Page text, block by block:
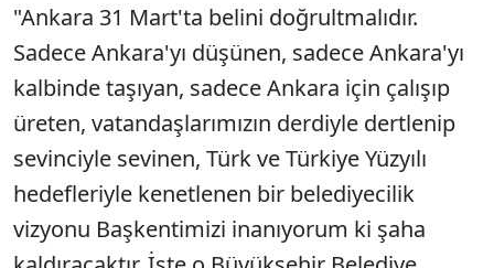
"Ankara 31 Mart'ta belini doğrultmalıdır.
Sadece Ankara'yı düşünen, sadece Ankara'yı
kalbinde taşıyan, sadece Ankara için çalışıp
üreten, vatandaşlarımızın derdiyle dertlenip
sevinciyle sevinen, Türk ve Türkiye Yüzyılı
hedefleriyle kenetlenen bir belediyecilik
vizyonu Başkentimizi inanıyorum ki şaha